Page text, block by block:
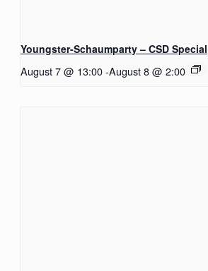
Youngster-Schaumparty – CSD Special
August 7 @ 13:00-August 8 @ 2:00